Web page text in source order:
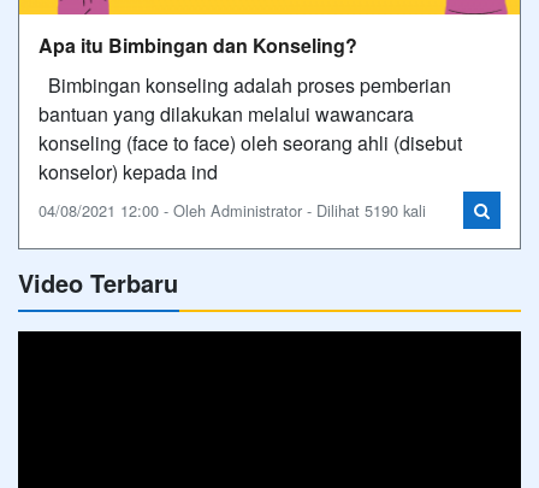
Apa itu Bimbingan dan Konseling?
Bimbingan konseling adalah proses pemberian
bantuan yang dilakukan melalui wawancara
konseling (face to face) oleh seorang ahli (disebut
konselor) kepada ind
04/08/2021 12:00 - Oleh Administrator - Dilihat 5190 kali
Video Terbaru